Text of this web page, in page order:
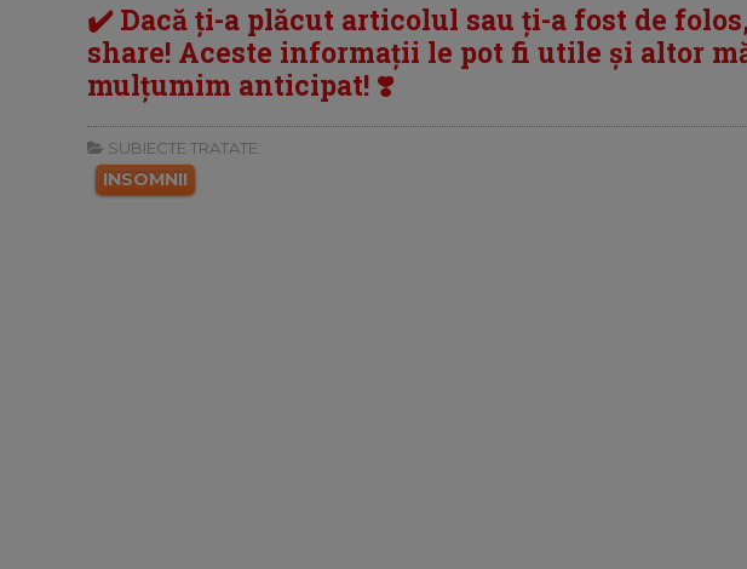
✔️ Dacă ți-a plăcut articolul sau ți-a fost de
share! Aceste informații le pot fi utile și altor
mulțumim anticipat! ❣️
SUBIECTE TRATATE:
INSOMNII